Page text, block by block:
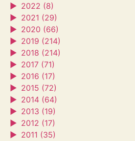
► 2022 (8)
► 2021 (29)
► 2020 (66)
► 2019 (214)
► 2018 (214)
► 2017 (71)
► 2016 (17)
► 2015 (72)
► 2014 (64)
► 2013 (19)
► 2012 (17)
► 2011 (35)